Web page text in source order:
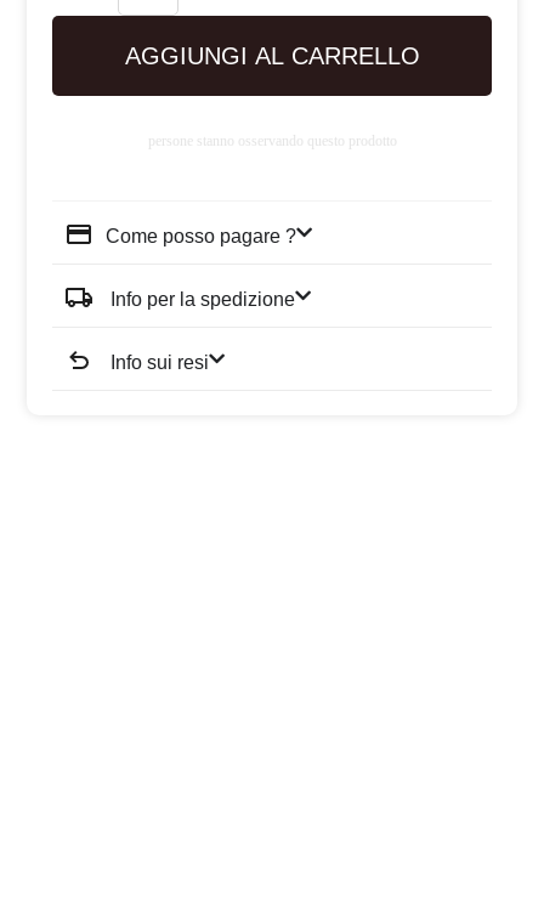
AGGIUNGI AL CARRELLO
persone stanno osservando questo prodotto
Come posso pagare ?
Info per la spedizione
Info sui resi